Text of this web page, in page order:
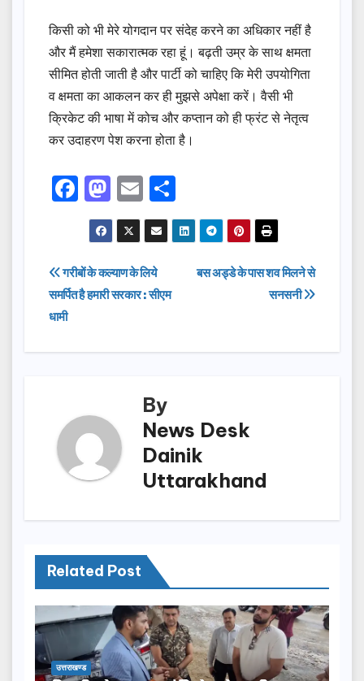
किसी को भी मेरे योगदान पर संदेह करने का अधिकार नहीं है
और मैं हमेशा सकारात्मक रहा हूं। बढ़ती उम्र के साथ क्षमता
सीमित होती जाती है और पार्टी को चाहिए कि मेरी उपयोगिता
व क्षमता का आकलन कर ही मुझसे अपेक्षा करें। वैसी भी
क्रिकेट की भाषा में कोच और कप्तान को ही फ्रंट से नेतृत्व
कर उदाहरण पेश करना होता है।
F
a
c
e
b
o
M
a
st
o
d
n
E
m
ail
h
ar
Post
navigation
बस अड्डे के पास शव मिलने से
सनसनी
गरीबों के कल्याण के लिये
समर्पित है हमारी सरकार : सीएम
धामी
By
News Desk
Dainik
Uttarakhand
Related Post
उत्तराखण्ड